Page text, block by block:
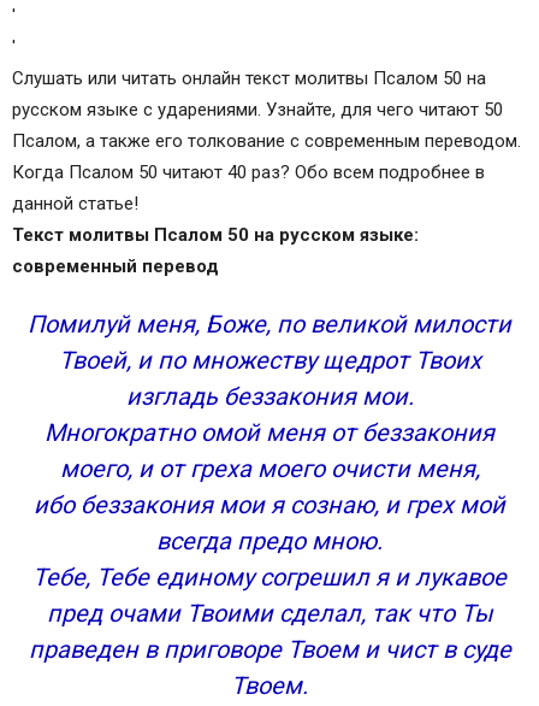
'
'
Слушать или читать онлайн текст молитвы Псалом 50 на
русском языке с ударениями. Узнайте, для чего читают 50
Псалом, а также его толкование с современным переводом.
Когда Псалом 50 читают 40 раз? Обо всем подробнее в
данной статье!
Текст молитвы Псалом 50 на русском языке:
современный перевод
Помилуй меня, Боже, по великой милости
Твоей, и по множеству щедрот Твоих
изгладь беззакония мои.
Многократно омой меня от беззакония
моего, и от греха моего очисти меня,
ибо беззакония мои я сознаю, и грех мой
всегда предо мною.
Тебе, Тебе единому согрешил я и лукавое
пред очами Твоими сделал, так что Ты
праведен в приговоре Твоем и чист в суде
Твоем.